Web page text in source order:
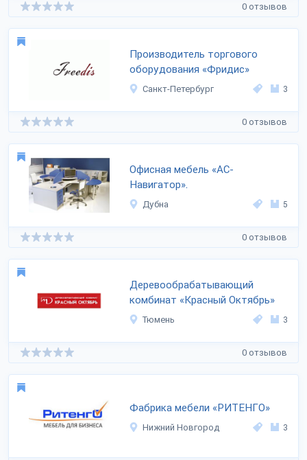
0 отзывов
Производитель торгового
оборудования «Фридис»
Санкт-Петербург 3
0 отзывов
Офисная мебель «АС-
Навигатор».
Дубна 5
0 отзывов
Деревообрабатывающий
комбинат «Красный Октябрь»
Тюмень 3
0 отзывов
Фабрика мебели «РИТЕНГО»
Нижний Новгород 3